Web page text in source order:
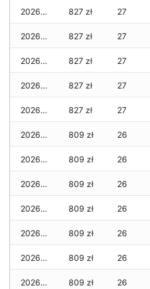
2026-07-21 827 zł 27
2026-07-20 827 zł 27
2026-07-18 827 zł 27
2026-07-17 827 zł 27
2026-07-16 827 zł 27
2026-07-15 809 zł 26
2026-07-14 809 zł 26
2026-07-13 809 zł 26
2026-07-12 809 zł 26
2026-07-11 809 zł 26
2026-07-10 809 zł 26
2026-07-09 809 zł 26